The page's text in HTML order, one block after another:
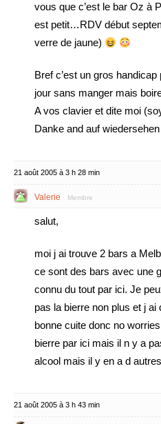
vous que c’est le bar Oz à
est petit…RDV début
verre de jaune)
Bref c’est un gros
jour sans manger mais
A vos clavier et dite moi
Danke and auf wiedersehen
21 août 2005 à 3 h 28 min
Valerie Membre
salut,
moi j ai trouve 2 bars a
ce sont des bars avec une
connu du tout par ici. Je
pas la bierre non plus et j ai
bonne cuite donc no
bierre par ici mais il n y a
alcool mais il y en a d
21 août 2005 à 3 h 43 min